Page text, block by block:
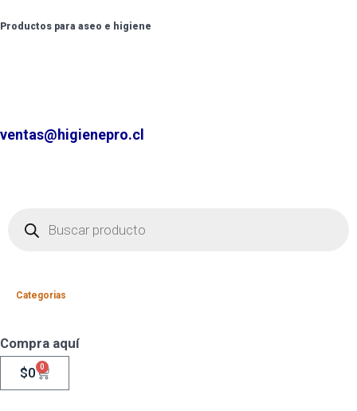
Productos para aseo e higiene
ventas@higienepro.cl
Categorias
Compra aquí
$0 0